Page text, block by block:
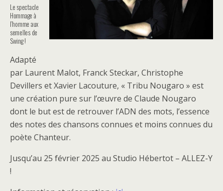
Le spectacle
Hommage à
l’homme aux
semelles de
Swing !
Adapté
par Laurent Malot, Franck Steckar, Christophe
Devillers et Xavier Lacouture, « Tribu Nougaro » est
une création pure sur l’œuvre de Claude Nougaro
dont le but est de retrouver l’ADN des mots, l’essence
des notes des chansons connues et moins connues du
poète Chanteur.
Jusqu’au 25 février 2025 au Studio Hébertot – ALLEZ-Y
!